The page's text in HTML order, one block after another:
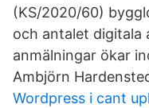
(KS/2020/60)
och antalet digitala
anmälningar ökar
Ambjörn
Wordpress i cant